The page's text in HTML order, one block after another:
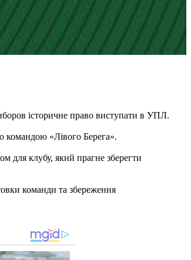
історичне право виступати в УПЛ.
командою «Лівого Берега».
для клубу, який прагне зберегти
команди та збереження